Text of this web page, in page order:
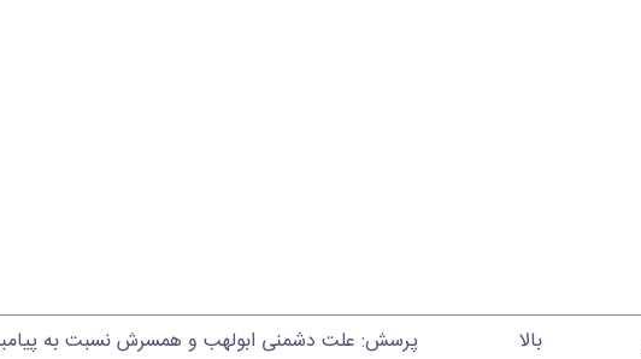
بالا پرسش: علت دشمنی ابولهب و همسرش نسبت به